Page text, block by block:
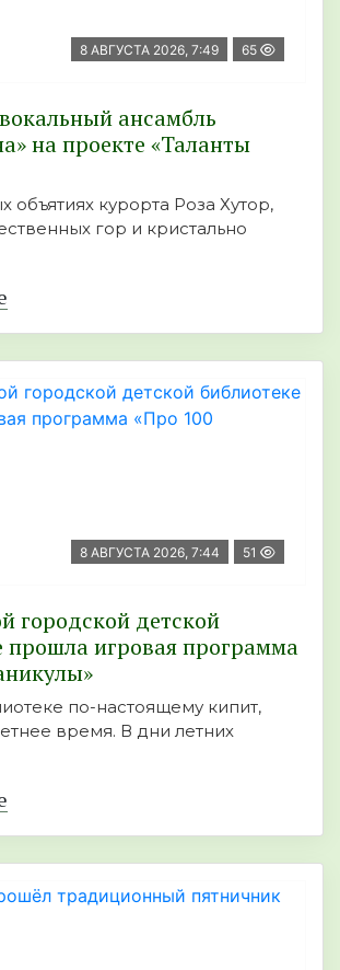
8 АВГУСТА 2026, 7:49 65
ансамбль
на проекте «Таланты
объятиях курорта Роза Хутор,
гор и кристально
8 АВГУСТА 2026, 7:44 51
городской детской
прошла игровая программа
по-настоящему кипит,
время. В дни летних